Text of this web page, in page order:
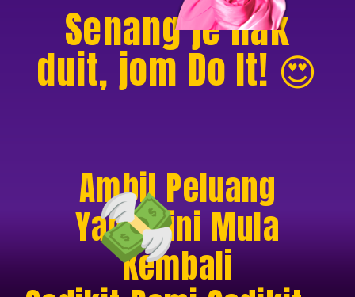
Senang je nak
duit, jom Do It! 😍
Ambil Peluang
Yang Kini Mula
Kembali